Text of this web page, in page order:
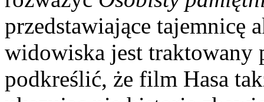
przedstawiające tajemnicę
widowiska jest traktowany
podkreślić, że film Hasa